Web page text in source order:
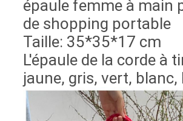
épaule femme à main
de shopping portable
Taille: 35*35*17 cm
L'épaule de la corde à
jaune, gris, vert, blanc,